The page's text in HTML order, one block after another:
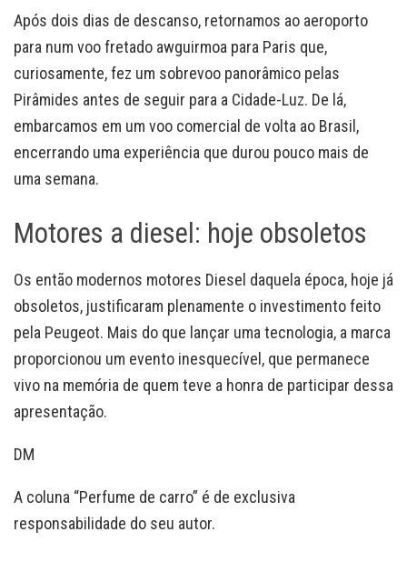
Após dois dias de descanso, retornamos ao aeroporto
para num voo fretado awguirmoa para Paris que,
curiosamente, fez um sobrevoo panorâmico pelas
Pirâmides antes de seguir para a Cidade-Luz. De lá,
embarcamos em um voo comercial de volta ao Brasil,
encerrando uma experiência que durou pouco mais de
uma semana.
Motores a diesel: hoje obsoletos
Os então modernos motores Diesel daquela época, hoje já
obsoletos, justificaram plenamente o investimento feito
pela Peugeot. Mais do que lançar uma tecnologia, a marca
proporcionou um evento inesquecível, que permanece
vivo na memória de quem teve a honra de participar dessa
apresentação.
DM
A coluna “Perfume de carro” é de exclusiva
responsabilidade do seu autor.